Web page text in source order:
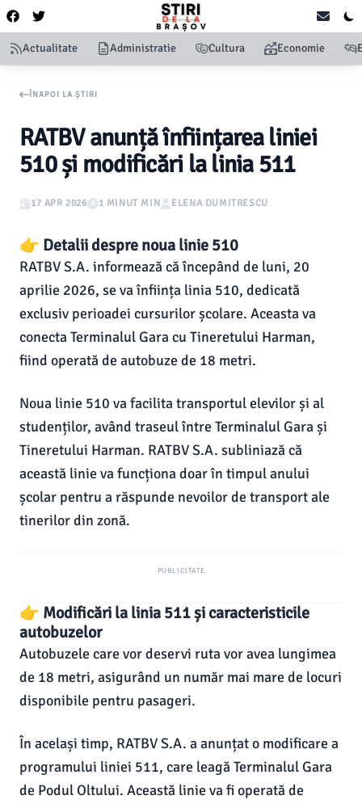
Actualitate Administratie Cultura Economie
ÎNAPOI LA ȘTIRI
RATBV anunță înființarea liniei
510 și modificări la linia 511
17 APR 2026 1 MINUT MIN ELENA DUMITRESCU
👉 Detalii despre noua linie 510
RATBV S.A. informează că începând de luni, 20
aprilie 2026, se va înființa linia 510, dedicată
exclusiv perioadei cursurilor școlare. Aceasta va
conecta Terminalul Gara cu Tineretului Harman,
fiind operată de autobuze de 18 metri.
Noua linie 510 va facilita transportul elevilor și al
studenților, având traseul între Terminalul Gara și
Tineretului Harman. RATBV S.A. subliniază că
această linie va funcționa doar în timpul anului
școlar pentru a răspunde nevoilor de transport ale
tinerilor din zonă.
PUBLICITATE
👉 Modificări la linia 511 și caracteristicile
autobuzelor
Autobuzele care vor deservi ruta vor avea lungimea
de 18 metri, asigurând un număr mai mare de locuri
disponibile pentru pasageri.
În același timp, RATBV S.A. a anunțat o modificare a
programului liniei 511, care leagă Terminalul Gara
de Podul Oltului. Această linie va fi operată de